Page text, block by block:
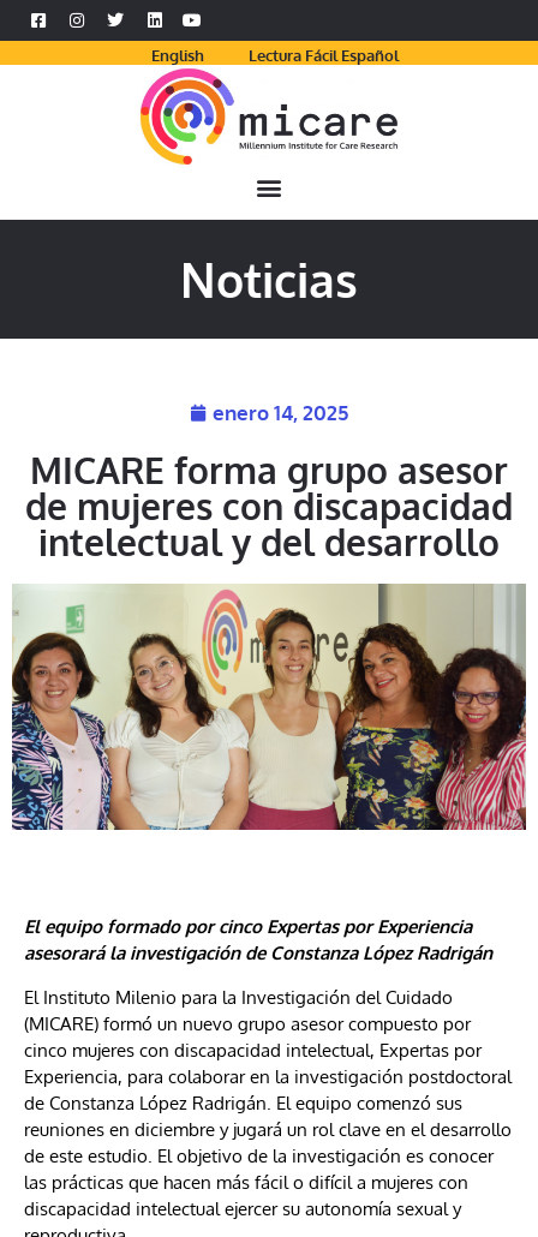
English Lectura Fácil Español
Noticias
enero 14, 2025
MICARE forma grupo asesor
de mujeres con discapacidad
intelectual y del desarrollo
El equipo formado por cinco Expertas por Experiencia
asesorará la investigación de Constanza López Radrigán
El Instituto Milenio para la Investigación del Cuidado
(MICARE) formó un nuevo grupo asesor compuesto por
cinco mujeres con discapacidad intelectual, Expertas por
Experiencia, para colaborar en la investigación postdoctoral
de Constanza López Radrigán. El equipo comenzó sus
reuniones en diciembre y jugará un rol clave en el desarrollo
de este estudio. El objetivo de la investigación es conocer
las prácticas que hacen más fácil o difícil a mujeres con
discapacidad intelectual ejercer su autonomía sexual y